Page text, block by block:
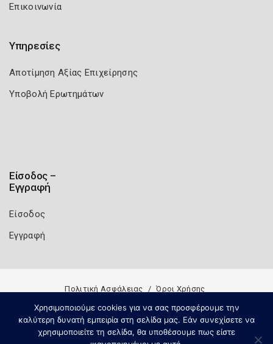
Επικοινωνία
Υπηρεσίες
Αποτίμηση Αξίας Επιχείρησης
Υποβολή Ερωτημάτων
Είσοδος –
Εγγραφή
Είσοδος
Εγγραφή
Πολιτική Ασφάλειας Όροι Χρήσης
Χρησιμοποιούμε cookies για να σας προσφέρουμε την
καλύτερη δυνατή εμπειρία στη σελίδα μας. Εάν συνεχίσετε να
χρησιμοποιείτε τη σελίδα, θα υποθέσουμε πως είστε
Copyright 2026 Knowledge A.E.